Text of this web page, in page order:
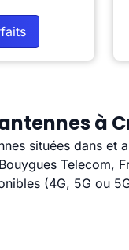
à
situées dans et
Telecom,
(4G, 5G ou